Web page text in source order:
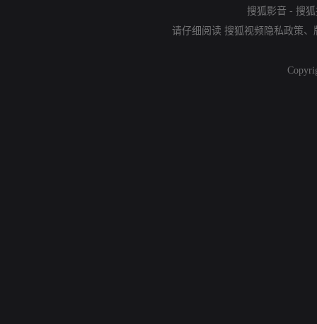
搜狐影音 - 搜
请仔细阅读 搜狐视频隐私政策、